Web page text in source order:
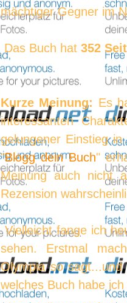
mächtiger Gegner im
Das Buch hat 352
Kurze Meinung: Es
interessanten
gelungener Einstieg
"Blogg dein Buch"
Meinung auch nicht
Rezension
Vielleicht fange ich
sehen. Erstmal
Olympia so
welches Buch habe